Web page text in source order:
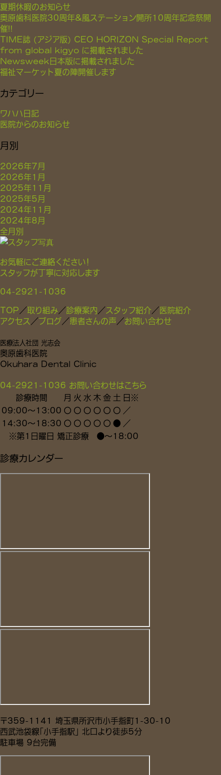
夏期休暇のお知らせ
奥原歯科医院30周年&風ステーション開所10周年記念祭開
催!!
TIME誌 (アジア版) CEO HORIZON Special Report
from global kigyo に掲載されました
Newsweek日本版に掲載されました
福祉マーケット夏の陣開催します
カテゴリー
ワハハ日記
医院からのお知らせ
月別
2026年7月
2026年1月
2025年11月
2025年5月
2024年11月
2024年8月
全月別
お気軽にご連絡ください！
スタッフが丁寧に対応します
04-2921-1036
TOP／取り組み／診療案内／スタッフ紹介／医院紹介
アクセス ／ブログ／患者さんの声／お問い合わせ
医療法人社団 光志会
奥原歯科医院
Okuhara Dental Clinic
04-2921-1036 お問い合わせはこちら
診療時間
月 火 水 木金 土 日※
09:00～13:00 〇 〇 〇 〇 〇 〇 ／
14:30～18:30 〇 〇 〇 〇 〇 ● ／
※第1日曜日 矯正診療 ●～18:00
診療カレンダー
〒359-1141 埼玉県所沢市小手指町1-30-10
西武池袋線「小手指駅」 北口より徒歩5分
駐車場 9台完備